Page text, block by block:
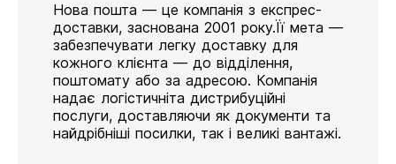
Нова пошта — це компанія з експрес-
доставки, заснована 2001 року.Її мета —
забезпечувати легку доставку для
кожного клієнта — до відділення,
поштомату або за адресою. Компанія
надає логістичніта дистрибуційні
послуги, доставляючи як документи та
найдрібніші посилки, так і великі вантажі.